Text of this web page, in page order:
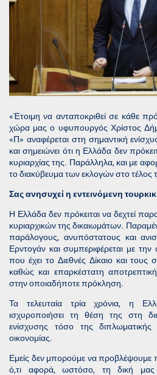
«Έτοιμη να ανταποκριθεί σε κάθε
χώρα μας ο υφυπουργός Χρίστος
«Π» αναφέρεται στη σημαντική
και σημειώνει ότι η Ελλάδα δεν
κυριαρχίας της. Παράλληλα, και με
το διακύβευμα των εκλογών στο τέλος
Σας ανησυχεί η εντεινόμενη
Η Ελλάδα δεν πρόκειται να δεχτεί
κυριαρχικών της δικαιωμάτων.
παράλογους, ανυπόστατους και
Ερντογάν και συμπεριφέρεται με
που έχει το Διεθνές Δίκαιο και
καθώς και επαρκέστατη
στην οποιαδήποτε πρόκληση.
Τα τελευταία τρία χρόνια, η
ισχυροποιήσει τη θέση της στη
ενίσχυσης τόσο της
οικονομίας.
Εμείς δεν μπορούμε να προβλέψουμε
ό,τι αφορά, ωστόσο, τη δική μας